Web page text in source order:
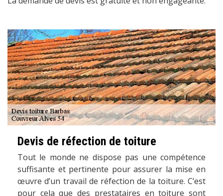
Devis de réfection de toiture
Tout le monde ne dispose pas une compétence
suffisante et pertinente pour assurer la mise en
œuvre d’un travail de réfection de la toiture. C’est
pour cela que des prestataires en toiture sont